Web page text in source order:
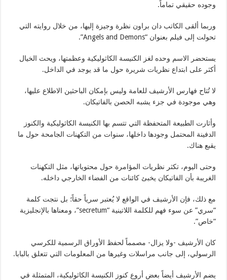
وجوده حقيقي تماماً.
وربما ألقى الكاتب دان براون نظرة وجيزة إليها، من خلال روايته التي
تحولت إلى فيلم بعنوان “Angels and Demons”.
يستحضر الاسم وحده لغز الكنيسة الكاثوليكية وعظمتها، ويحث الخيال
أكثر على ابتداع نظريات شريرة حول ما قد يوجد في الداخل.
لا تُتاح فهارس الأرشيف للعامة وليس بإمكان الباحثين الاطلاع عليها،
وهي موجودة في جزء يشبه الحصن بالفاتيكان.
وأثارت الطبيعة المتحفظة التي تتسم بها الكنيسة الكاثوليكية والكنوز
الدفينة المحتمل وجودها داخلها، سنوات من التكهنات الجامحة حول ما
يقبع هناك.
وحتى اليوم، تكثر نظريات المؤامرة حول محتوياتها، مثل التكهنات
الغريبة بأن الفاتيكان يخبئ كائنات من الفضاء الخارجي داخله.
مع ذلك، فإن الأرشيف في الواقع لا يُعتبر سرياً حقاً؛ بل نتجت كلمة
“سري” عن سوء فهم للكلمة اللاتينية “secretum”، ومعناها بالإنجليزية
“خاص”.
كان الأرشيف -ولا يزال- مصمماً لحفظ الأوراق الرسمية للكرسي
الرسولي، إلى جانب مراسلات وغيرها من المعلومات التي تتعلق بالبابا.
يضم الأرشيف أيضاً بعض أروع كنوز الكنيسة الكاثوليكية، المتمثلة في